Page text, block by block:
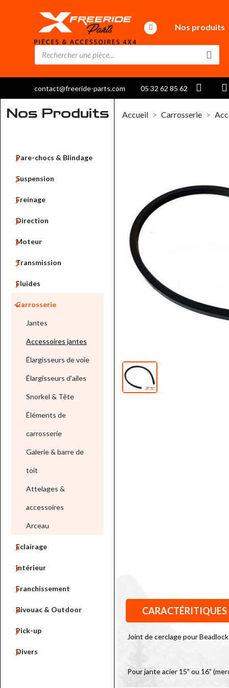
Nos produits
contact@freeride-parts.com 05 32 62 85 62
Accueil Carrosserie
Nos Produits
Pare-chocs & Blindage

Suspension

Freinage

Direction

Moteur

Transmission

Fluides

Carrosserie

Jantes
Accessoires jantes
Élargisseurs de voie
Élargisseurs d'ailes
Snorkel & Tête
Éléments de
carrosserie
Galerie & barre de
toit
Attelages &
accessoires
Arceau
Eclairage

Intérieur

Franchissement

Bivouac & Outdoor

Pick-up

Divers

CARACTÉRITIQUES
Joint de cerclage pour Beadlock
Pour jante acier 15" ou 16"